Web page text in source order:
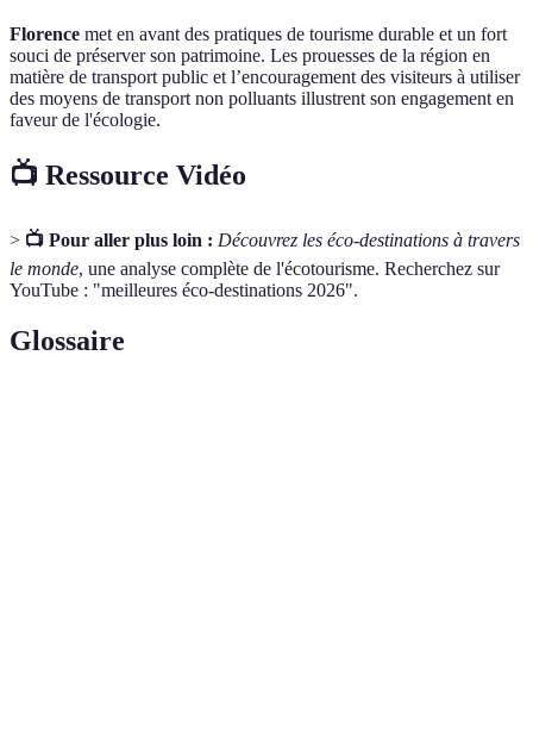
Florence met en avant des pratiques de tourisme durable et un fort
souci de préserver son patrimoine. Les prouesses de la région en
matière de transport public et l’encouragement des visiteurs à utiliser
des moyens de transport non polluants illustrent son engagement en
faveur de l'écologie.
📺 Ressource Vidéo
> 📺 Pour aller plus loin : Découvrez les éco-destinations à travers
le monde, une analyse complète de l'écotourisme. Recherchez sur
YouTube : "meilleures éco-destinations 2026".
Glossaire